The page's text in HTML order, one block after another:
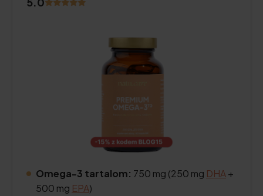
Omega-3 tartalom: 750 mg (250 mg DHA+
500 mg EPA)